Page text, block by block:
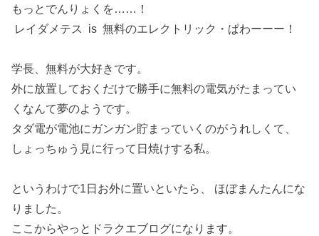
もっとでんりょくを……！
レイダメテス is 無料のエレクトリック・ぱわーーー！
学長、無料が大好きです。
外に放置しておくだけで勝手に無料の電気がたまってい
くなんて夢のようです。
タダ電が電池にガンガン貯まっていくのがうれしくて、
しょっちゅう見に行って日焼けする私。
というわけで1日お外に置いといたら、 ほぼまんたんにな
りました。
ここからやっとドラクエブログになります。